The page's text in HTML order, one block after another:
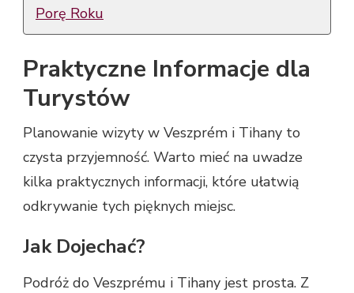
Porę Roku
Praktyczne Informacje dla
Turystów
Planowanie wizyty w Veszprém i Tihany to
czysta przyjemność. Warto mieć na uwadze
kilka praktycznych informacji, które ułatwią
odkrywanie tych pięknych miejsc.
Jak Dojechać?
Podróż do Veszprému i Tihany jest prosta. Z